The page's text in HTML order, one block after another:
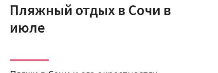
Пляжный отдых в Сочи в
июле